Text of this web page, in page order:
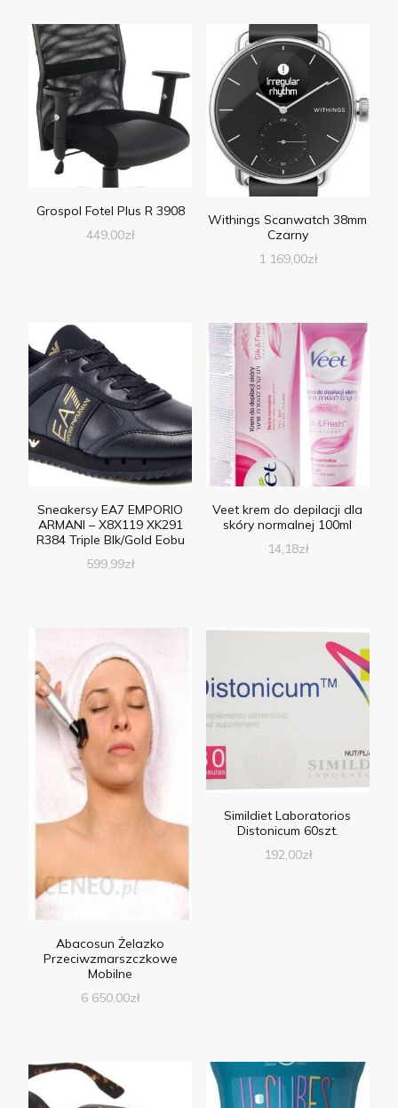
Grospol Fotel Plus R 3908
449,00zł
Withings Scanwatch 38mm
Czarny
1 169,00zł
Sneakersy EA7 EMPORIO
ARMANI – X8X119 XK291
R384 Triple Blk/Gold Eobu
599,99zł
Veet krem do depilacji dla
skóry normalnej 100ml
14,18zł
Abacosun Żelazko
Przeciwzmarszczkowe
Mobilne
6 650,00zł
Simildiet Laboratorios
Distonicum 60szt.
192,00zł